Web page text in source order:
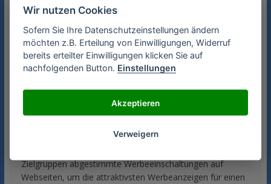
Ein Webbrowser oder Browser ist ein spezielles
Darstellung von Websites im Internet, aber auch von
Mehr Infos
Targeting Möglichkeiten in der
Online Werbung
Zielgruppen abgestimmte Werbeeinschaltungen auf
Webseiten, um die attraktivsten Werbeanzeigen für einen
Wir nutzen Cookies
Sofern Sie Ihre Datenschutzeinstellungen ändern
möchten z.B. Erteilung von Einwilligungen, Widerruf
bereits erteilter Einwilligungen klicken Sie auf
nachfolgenden Button. Einstellungen
Akzeptieren
Verweigern